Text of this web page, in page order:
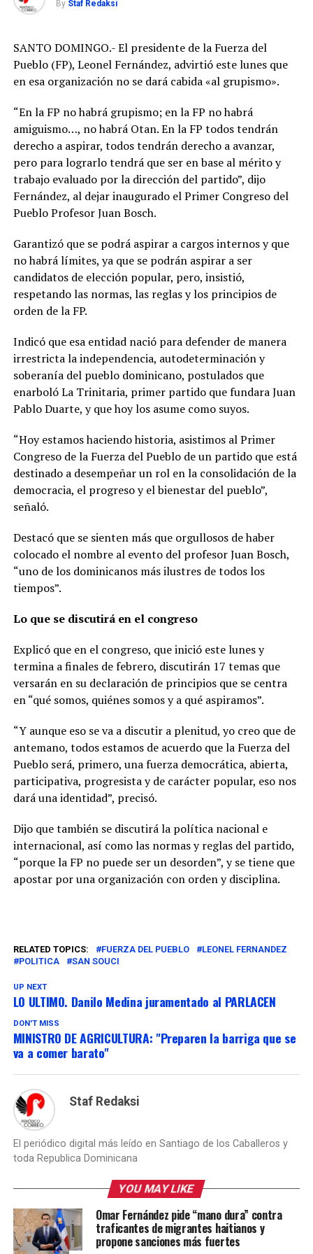
By Staf Redaksi
SANTO DOMINGO.- El presidente de la Fuerza del
Pueblo (FP), Leonel Fernández, advirtió este lunes que
en esa organización no se dará cabida «al grupismo».
“En la FP no habrá grupismo; en la FP no habrá
amiguismo…, no habrá Otan. En la FP todos tendrán
derecho a aspirar, todos tendrán derecho a avanzar,
pero para lograrlo tendrá que ser en base al mérito y
trabajo evaluado por la dirección del partido”, dijo
Fernández, al dejar inaugurado el Primer Congreso del
Pueblo Profesor Juan Bosch.
Garantizó que se podrá aspirar a cargos internos y que
no habrá límites, ya que se podrán aspirar a ser
candidatos de elección popular, pero, insistió,
respetando las normas, las reglas y los principios de
orden de la FP.
Indicó que esa entidad nació para defender de manera
irrestricta la independencia, autodeterminación y
soberanía del pueblo dominicano, postulados que
enarboló La Trinitaria, primer partido que fundara Juan
Pablo Duarte, y que hoy los asume como suyos.
“Hoy estamos haciendo historia, asistimos al Primer
Congreso de la Fuerza del Pueblo de un partido que está
destinado a desempeñar un rol en la consolidación de la
democracia, el progreso y el bienestar del pueblo”,
señaló.
Destacó que se sienten más que orgullosos de haber
colocado el nombre al evento del profesor Juan Bosch,
“uno de los dominicanos más ilustres de todos los
tiempos”.
Lo que se discutirá en el congreso
Explicó que en el congreso, que inició este lunes y
termina a finales de febrero, discutirán 17 temas que
versarán en su declaración de principios que se centra
en “qué somos, quiénes somos y a qué aspiramos”.
“Y aunque eso se va a discutir a plenitud, yo creo que de
antemano, todos estamos de acuerdo que la Fuerza del
Pueblo será, primero, una fuerza democrática, abierta,
participativa, progresista y de carácter popular, eso nos
dará una identidad”, precisó.
Dijo que también se discutirá la política nacional e
internacional, así como las normas y reglas del partido,
“porque la FP no puede ser un desorden”, y se tiene que
apostar por una organización con orden y disciplina.
RELATED TOPICS: FUERZA DEL PUEBLO
LEONEL FERNANDEZ
POLITICA
SAN SOUCI
UP NEXT
LO ULTIMO. Danilo Medina juramentado al PARLACEN
DON'T MISS
MINISTRO DE AGRICULTURA: "Preparen la barriga que se
va a comer barato"
Staf Redaksi
El periódico digital más leído en Santiago de los Caballeros y
toda Republica Dominicana
YOU MAY LIKE
Omar Fernández pide “mano dura” contra
traficantes de migrantes haitianos y
propone sanciones más fuertes